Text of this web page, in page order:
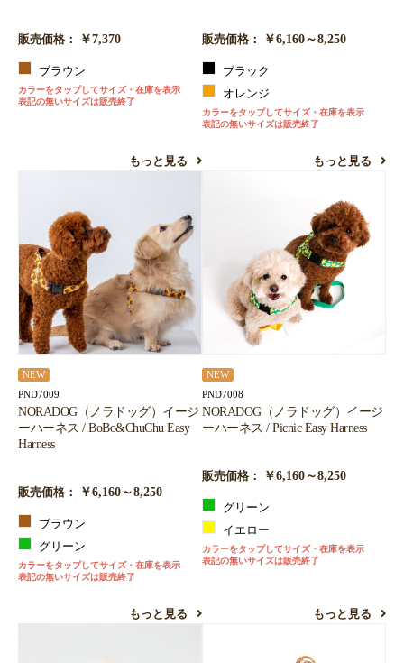
販売価格： ￥7,370
ブラウン
カラーをタップしてサイズ・在庫を表示
表記の無いサイズは販売終了
もっと見る
販売価格： ￥6,160～8,250
ブラック
オレンジ
カラーをタップしてサイズ・在庫を表示
表記の無いサイズは販売終了
もっと見る
NEW
PND7009
NORADOG（ノラドッグ）イージ
ーハーネス / BoBo&ChuChu Easy
Harness
販売価格： ￥6,160～8,250
ブラウン
グリーン
カラーをタップしてサイズ・在庫を表示
表記の無いサイズは販売終了
もっと見る
NEW
PND7008
NORADOG（ノラドッグ）イージ
ーハーネス / Picnic Easy Harness
販売価格： ￥6,160～8,250
グリーン
イエロー
カラーをタップしてサイズ・在庫を表示
表記の無いサイズは販売終了
もっと見る